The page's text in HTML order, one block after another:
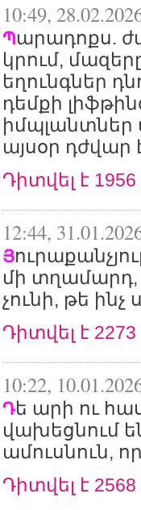
10:49,
Պարադոքս.
կրում,
եղունգներ
դեմքի
իմպլանտներ
այսօր
Դիտվել է
12:44,
Յ
մի
չունի, թե ինչ
Դիտվել է
10:22,
Դե արի ու
վախեցնում
ամուսնուն,
Դիտվել է